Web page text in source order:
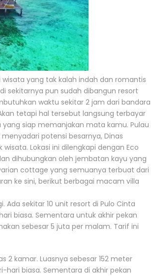
yang tak kalah indah dan romantis
sekitarnya pun sudah dibangun resort
waktu sekitar 2 jam dari bandara
tetapi hal tersebut langsung terbayar
siap memanjakan mata kamu. Pulau
potensi besarnya, Dinas
Lokasi ini dilengkapi dengan Eco
dihubungkan oleh jembatan kayu yang
cottage yang semuanya terbuat dari
ke sini, berikut berbagai macam villa
Ada sekitar 10 unit resort di Pulo Cinta
biasa. Sementara untuk akhir pekan
sebesar 5 juta per malam. Tarif ini
2 kamar. Luasnya sebesar 152 meter
hari biasa. Sementara di akhir pekan